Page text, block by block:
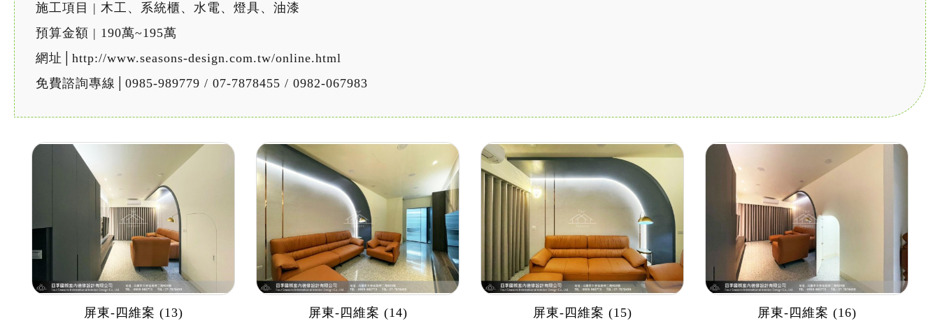
施工項目 | 木工、系統櫃、水電、燈具、油漆
預算金額 | 190萬~195萬
網址│http://www.seasons-design.com.tw/online.html
免費諮詢專線│0985-989779 / 07-7878455 / 0982-067983
屏東-四維案 (13) 屏東-四維案 (14) 屏東-四維案 (15) 屏東-四維案 (16)